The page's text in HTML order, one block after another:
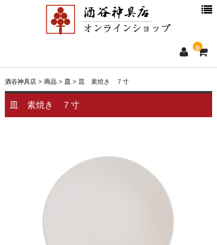
0
ホーム
酒谷神具店 > 商品 > > 皿 素焼き ７寸
皿 素焼き ７寸